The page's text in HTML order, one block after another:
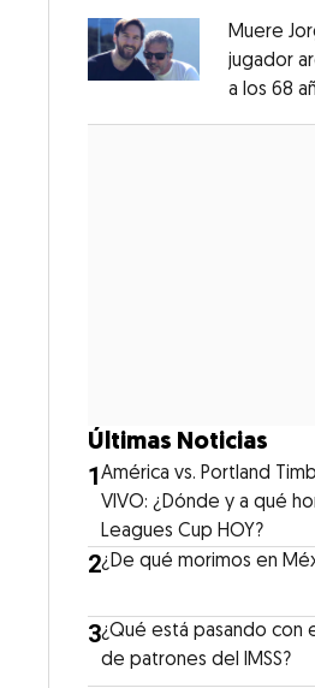
Opens in new window
Muere
jugador
a los 68
Últimas Noticias
1América vs. Portland
VIVO: ¿Dónde y a qué
Leagues Cup HOY?
2¿De qué morimos en
3¿Qué está pasando con
de patrones del IMSS?